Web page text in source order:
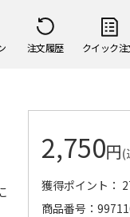
注文履歴 クイック注
2,750円(
獲得ポイント：
商品番号